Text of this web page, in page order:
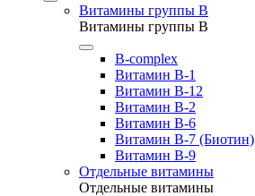
Витамины группы B
Витамины группы B
B-complex
Витамин B-1
Витамин B-12
Витамин B-2
Витамин B-6
Витамин B-7 (Биотин)
Витамин B-9
Отдельные витамины
Отдельные витамины